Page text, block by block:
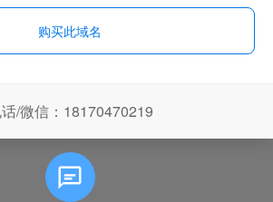
购买此域名
/微信：18170470219